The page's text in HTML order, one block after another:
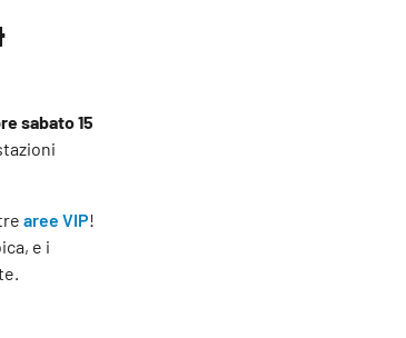
sabato 15
aree VIP!
e i